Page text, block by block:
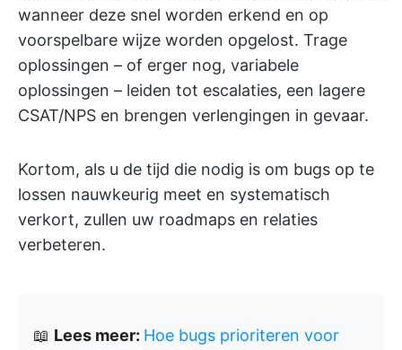
wanneer deze snel worden erkend en op
voorspelbare wijze worden opgelost. Trage
oplossingen – of erger nog, variabele
oplossingen – leiden tot escalaties, een lagere
CSAT/NPS en brengen verlengingen in gevaar.
Kortom, als u de tijd die nodig is om bugs op te
lossen nauwkeurig meet en systematisch
verkort, zullen uw roadmaps en relaties
verbeteren.
📖 Lees meer: Hoe bugs prioriteren voor